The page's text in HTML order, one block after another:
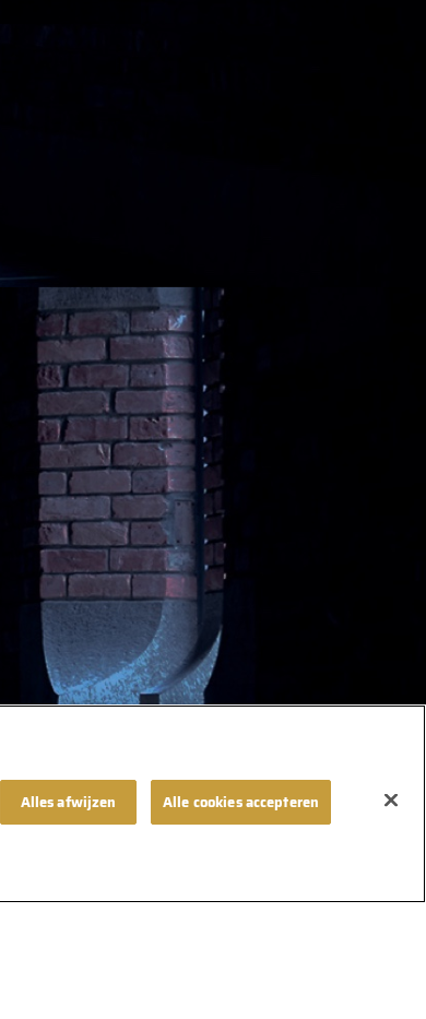
Volg ons op
UGC
Alles afwijzen Alle cookies accepteren